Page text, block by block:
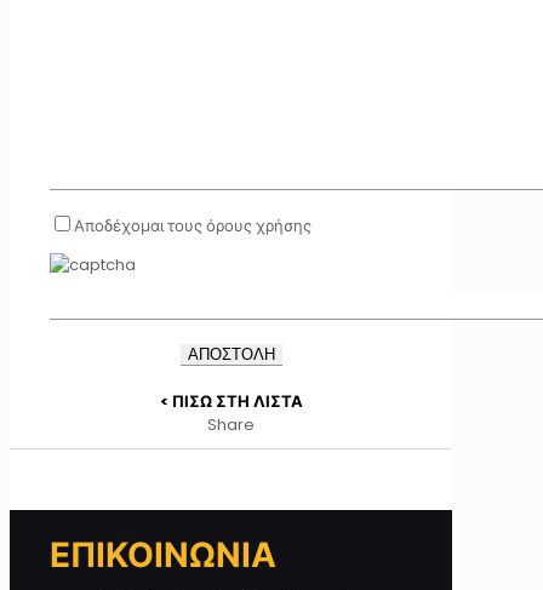
Αποδέχομαι τους όρους χρήσης
< ΠΙΣΩ ΣΤΗ ΛΙΣΤΑ
Share
ΕΠΙΚΟΙΝΩΝΙΑ